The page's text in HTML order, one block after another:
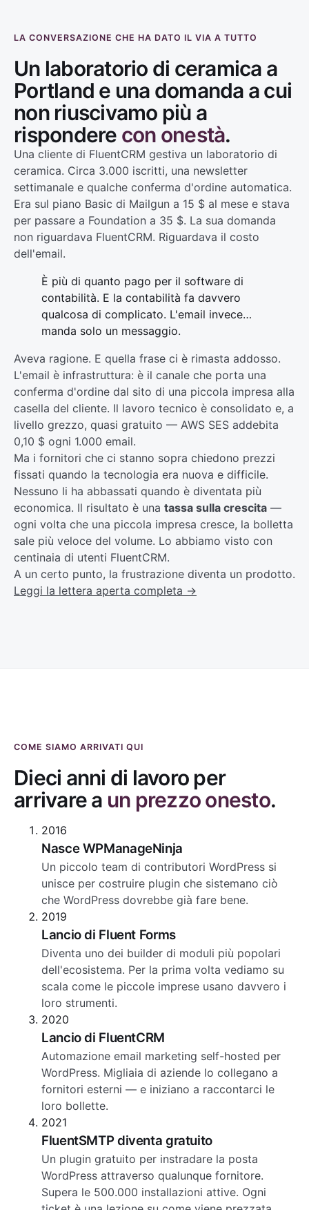
LA CONVERSAZIONE CHE HA DATO IL VIA A TUTTO
Un laboratorio di ceramica a
Portland e una domanda a cui
non riuscivamo più a
rispondere con onestà.
Una cliente di FluentCRM gestiva un laboratorio di
ceramica. Circa 3.000 iscritti, una newsletter
settimanale e qualche conferma d'ordine automatica.
Era sul piano Basic di Mailgun a 15 $ al mese e stava
per passare a Foundation a 35 $. La sua domanda
non riguardava FluentCRM. Riguardava il costo
dell'email.
È più di quanto pago per il software di
contabilità. E la contabilità fa davvero
qualcosa di complicato. L'email invece…
manda solo un messaggio.
Aveva ragione. E quella frase ci è rimasta addosso.
L'email è infrastruttura: è il canale che porta una
conferma d'ordine dal sito di una piccola impresa alla
casella del cliente. Il lavoro tecnico è consolidato e, a
livello grezzo, quasi gratuito — AWS SES addebita
0,10 $ ogni 1.000 email.
Ma i fornitori che ci stanno sopra chiedono prezzi
fissati quando la tecnologia era nuova e difficile.
Nessuno li ha abbassati quando è diventata più
economica. Il risultato è una tassa sulla crescita —
ogni volta che una piccola impresa cresce, la bolletta
sale più veloce del volume. Lo abbiamo visto con
centinaia di utenti FluentCRM.
A un certo punto, la frustrazione diventa un prodotto.
Leggi la lettera aperta completa →
COME SIAMO ARRIVATI QUI
Dieci anni di lavoro per
arrivare a un prezzo onesto.
2016
Nasce WPManageNinja
Un piccolo team di contributori WordPress si
unisce per costruire plugin che sistemano ciò
che WordPress dovrebbe già fare bene.
2019
Lancio di Fluent Forms
Diventa uno dei builder di moduli più popolari
dell'ecosistema. Per la prima volta vediamo su
scala come le piccole imprese usano davvero i
loro strumenti.
2020
Lancio di FluentCRM
Automazione email marketing self-hosted per
WordPress. Migliaia di aziende lo collegano a
fornitori esterni — e iniziano a raccontarci le
loro bollette.
2021
FluentSMTP diventa gratuito
Un plugin gratuito per instradare la posta
WordPress attraverso qualunque fornitore.
Supera le 500.000 installazioni attive. Ogni